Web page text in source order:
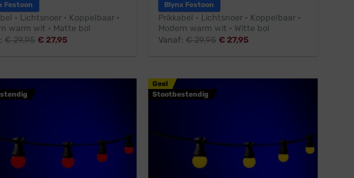
Festoon
· Lichtsnoer · Koppelbaar ·
warm wit · Matte bol
€29,95 € 27,95
Blynx Festoon
Prikkabel · Lichtsnoer · Koppelbaar ·
Modern warm wit · Witte bol
Vanaf: €29,95 € 27,95
Geel
Stootbestendig